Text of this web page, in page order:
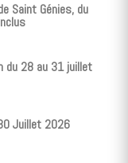
Saint Génies, du
du 28 au 31 juillet
Juillet 2026